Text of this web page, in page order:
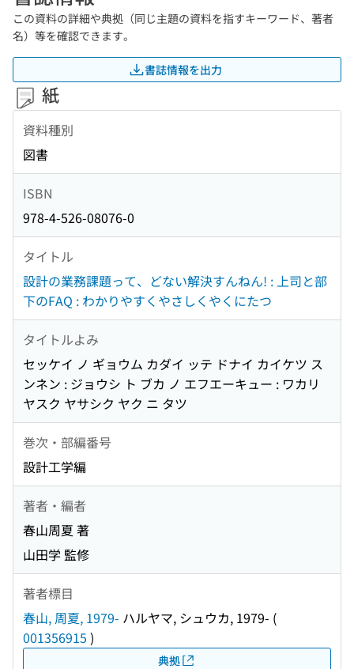
この資料の詳細や典拠（同じ主題の資料を指すキーワード、著者
名）等を確認できます。
書誌情報を出力
紙
資料種別
図書
ISBN
978-4-526-08076-0
タイトル
設計の業務課題って、どない解決すんねん! : 上司と部
下のFAQ : わかりやすくやさしくやくにたつ
タイトルよみ
セッケイ ノ ギョウム カダイ ッテ ドナイ カイケツ ス
ンネン : ジョウシ ト ブカ ノ エフエーキュー : ワカリ
ヤスク ヤサシク ヤク ニ タツ
巻次・部編番号
設計工学編
著者・編者
春山周夏 著
山田学 監修
著者標目
春山, 周夏, 1979- ハルヤマ, シュウカ, 1979- (
001356915 )
典拠